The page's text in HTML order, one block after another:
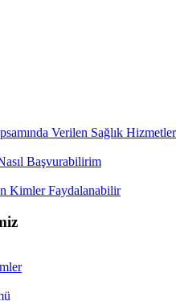
Verilen Sağlık
Başvurabilirim
Kimler Faydalanabilir